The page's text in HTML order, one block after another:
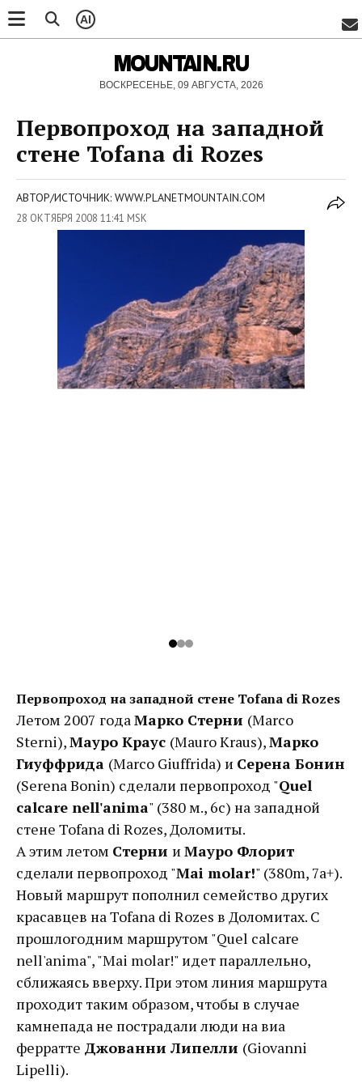
AI
MOUNTAIN.RU
ВОСКРЕСЕНЬЕ, 09 АВГУСТА, 2026
Первопроход на западной
стене Tofana di Rozes
АВТОР/ИСТОЧНИК: WWW.PLANETMOUNTAIN.COM
28 ОКТЯБРЯ 2008 11:41 MSK
Первопроход на западной стене Tofana di Rozes
Летом 2007 годаМарко Стерни (Marco
Sterni),Мауро Краус (Mauro Kraus),Марко
Гиуффрида (Marco Giuffrida) и Серена Бонин
(Serena Bonin) сделали первопроход "Quel
calcare nell'anima" (380 м., 6c) на западной
стене Tofana di Rozes, Доломиты.
А этим летом Стерни и Мауро Флорит
сделали первопроход "Mai molar!" (380m, 7a+).
Новый маршрут пополнил семейство других
красавцев на Tofana di Rozes в Доломитах. С
прошлогодним маршрутом "Quel calcare
nell'anima", "Mai molar!" идет параллельно,
сближаясь вверху. При этом линия маршрута
проходит таким образом, чтобы в случае
камнепада не пострадали люди на виа
ферратте Джованни Липелли (Giovanni
Lipelli).